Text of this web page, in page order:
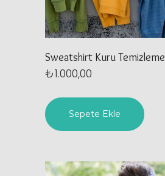
Sweatshirt Kuru Temizleme
₺1.000,00
Sepete Ekle